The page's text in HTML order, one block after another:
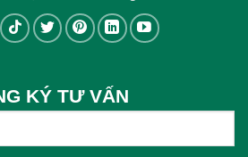
KÝ TƯ VẤN